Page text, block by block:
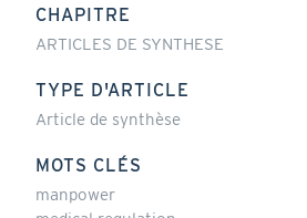
CHAPITRE
ARTICLES DE SYNTHESE
TYPE D'ARTICLE
Article de synthèse
MOTS CLÉS
manpower